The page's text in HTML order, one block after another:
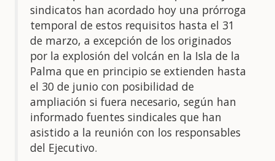
sindicatos han acordado hoy una prórroga
temporal de estos requisitos hasta el 31
de marzo, a excepción de los originados
por la explosión del volcán en la Isla de la
Palma que en principio se extienden hasta
el 30 de junio con posibilidad de
ampliación si fuera necesario, según han
informado fuentes sindicales que han
asistido a la reunión con los responsables
del Ejecutivo.